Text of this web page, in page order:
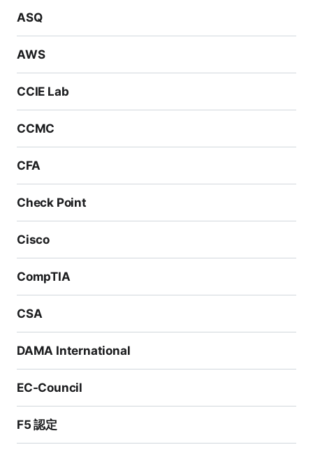
デバイスのハードニング
セキュリティツールと戦術技術
インシデント対応
200-201過去問 & 問題集は試験準備に最適です
200-201過去問 & 問題集は、CCNA Cyber Ops 200-2
と学習を行うことができます。
200-201過去問 & 問題集の質問は、試験準備に信頼で
きる最高の学習補助です。SPOTOの200-201過去問 &
問題集の質問はすべて最新の試験バージョンから派生し
ており、期限切れの問題を削除し、検証済みの試験解答
験に合格するのに大いに役立ちます。
結論として、受験者は試験に合格するために、包括的な
をお勧めします。200-201過去問 & 問題集は、試験準
備において最も効果的な練習テストです。
Cisco Certified Cyber Ops Associate試験に合格する
ASQ
AWS
CCIE Lab
CCMC
CFA
Check Point
Cisco
CompTIA
CSA
DAMA International
EC-Council
F5 認定